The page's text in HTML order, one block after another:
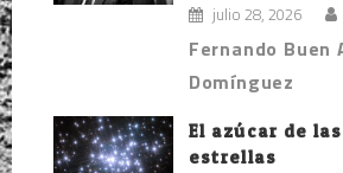
julio 28, 2026
Fernando Buen
Domínguez
El azúcar de las
estrellas